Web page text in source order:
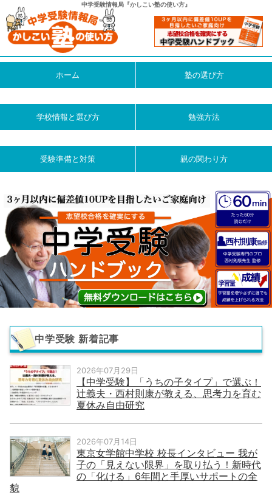
中学受験情報局『かしこい塾の使い方』
ホーム 塾の選び方
学校情報と選び方 勉強方法
受験準備と対策 親の関わり方
中学受験 新着記事
2026年07月29日
【中学受験】「うちの子タイプ」で選ぶ！
辻義夫・西村則康が教える、思考力を育む
夏休み自由研究
2026年07月14日
東京女学館中学校 校長インタビュー 我が
子の「見えない限界」を取り払う！新時代
の「化ける」6年間と手厚いサポートの全
貌